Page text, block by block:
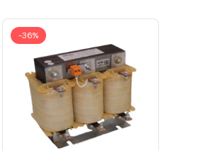
-36%